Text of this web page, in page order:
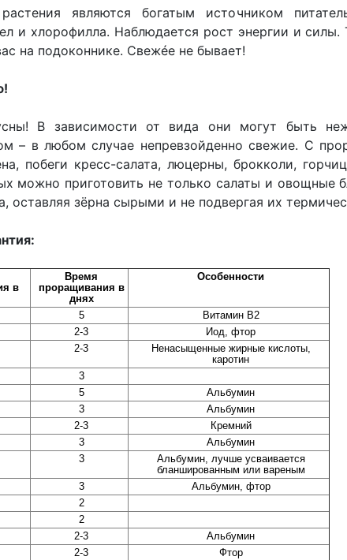
являются богатым источником
и хлорофилла. Наблюдается рост энергии и
на подоконнике. Свежéе не бывает!
В зависимости от вида они могут быть
– в любом случае непревзойденно свежие. С
побеги кресс-салата, люцерны, брокколи,
можно приготовить не только салаты и
оставляя зёрна сырыми и не подвергая их
в
Время
проращивания в
днях
Особенности
5
Витамин В2
2-3
Иод, фтор
2-3
Ненасыщенные жирные кислоты,
каротин
3
5
Альбумин
3
Альбумин
2-3
Кремний
3
Альбумин
3
Альбумин, лучше усваивается
бланшированным или вареным
3
Альбумин, фтор
2
2
2-3
Альбумин
2-3 Фтор